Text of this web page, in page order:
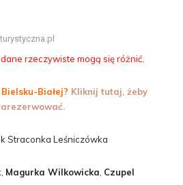
rzeczywiste mogą się różnić.
Białej? Kliknij tutaj, żeby
Straconka Leśniczówka
Magurka Wilkowicka Czupel